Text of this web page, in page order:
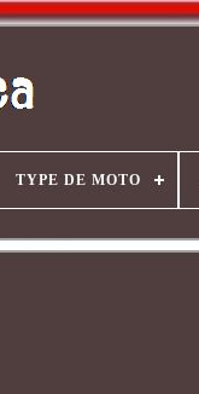
TYPE DE MOTO